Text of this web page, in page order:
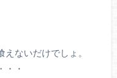
ないだけでしょ。
・・